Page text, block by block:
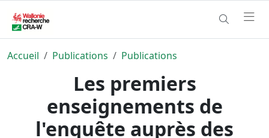
Accueil Publications Publications
Les premiers
enseignements de
l'enquête auprès des